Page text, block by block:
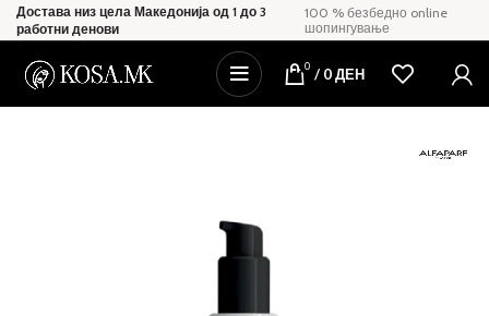
Достава низ цела Македонија од 1 до 3
работни денови
100 % безбедно online
шопингување
0 / 0ДЕН